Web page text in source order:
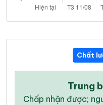
Chất
Trung
Chấp nhận được;